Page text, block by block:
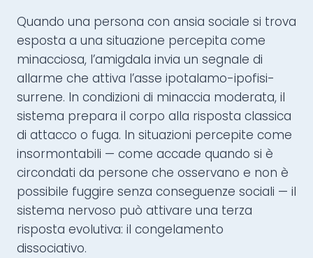
Quando una persona con ansia sociale si trova
esposta a una situazione percepita come
minacciosa, l’amigdala invia un segnale di
allarme che attiva l’asse ipotalamo-ipofisi-
surrene. In condizioni di minaccia moderata, il
sistema prepara il corpo alla risposta classica
di attacco o fuga. In situazioni percepite come
insormontabili — come accade quando si è
circondati da persone che osservano e non è
possibile fuggire senza conseguenze sociali — il
sistema nervoso può attivare una terza
risposta evolutiva: il congelamento
dissociativo.